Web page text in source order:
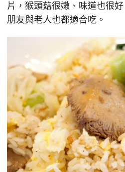
片，猴頭菇很嫩、味道也很
朋友與老人也都適合吃。